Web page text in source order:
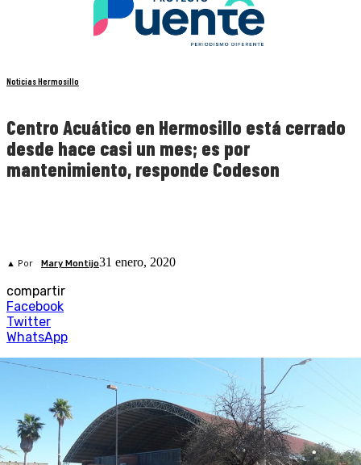
Noticias Hermosillo
Centro Acuático en Hermosillo está cerrado
desde hace casi un mes; es por
mantenimiento, responde Codeson
▲ Por Mary Montijo31 enero, 2020
compartir
Facebook
Twitter
WhatsApp